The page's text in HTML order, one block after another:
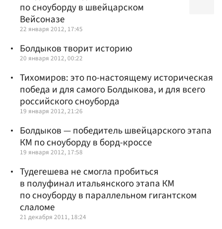
по сноуборду в швейцарском
Вейсоназе
22 января 2012, 17:45
Болдыков творит историю
20 января 2012, 00:22
Тихомиров: это по-настоящему историческая
победа и для самого Болдыкова, и для всего
российского сноуборда
19 января 2012, 21:26
Болдыков — победитель швейцарского этапа
КМ по сноуборду в борд-кроссе
19 января 2012, 17:58
Тудегешева не смогла пробиться
в полуфинал итальянского этапа КМ
по сноуборду в параллельном гигантском
слаломе
21 декабря 2011, 18:24